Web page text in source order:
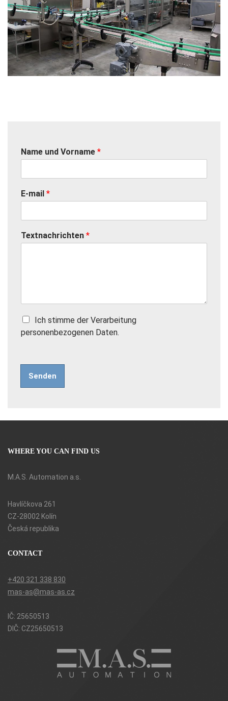
Name und Vorname *
E-mail *
Textnachrichten *
Z
a
š
v
í
l
k
*
Ich stimme der Verarbeitung
personenbezogenen Daten.
Senden
WHERE YOU CAN FIND US
M.A.S. Automation a.s.
Havlíčkova 261
CZ-28002 Kolín
Česká republika
CONTACT
+420 321 338 830
mas-as@mas-as.cz
IČ: 25650513
DIČ: CZ25650513